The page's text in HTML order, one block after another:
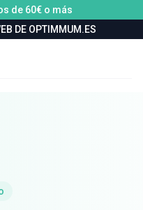
de 60€ o más
DE OPTIMMUM.ES